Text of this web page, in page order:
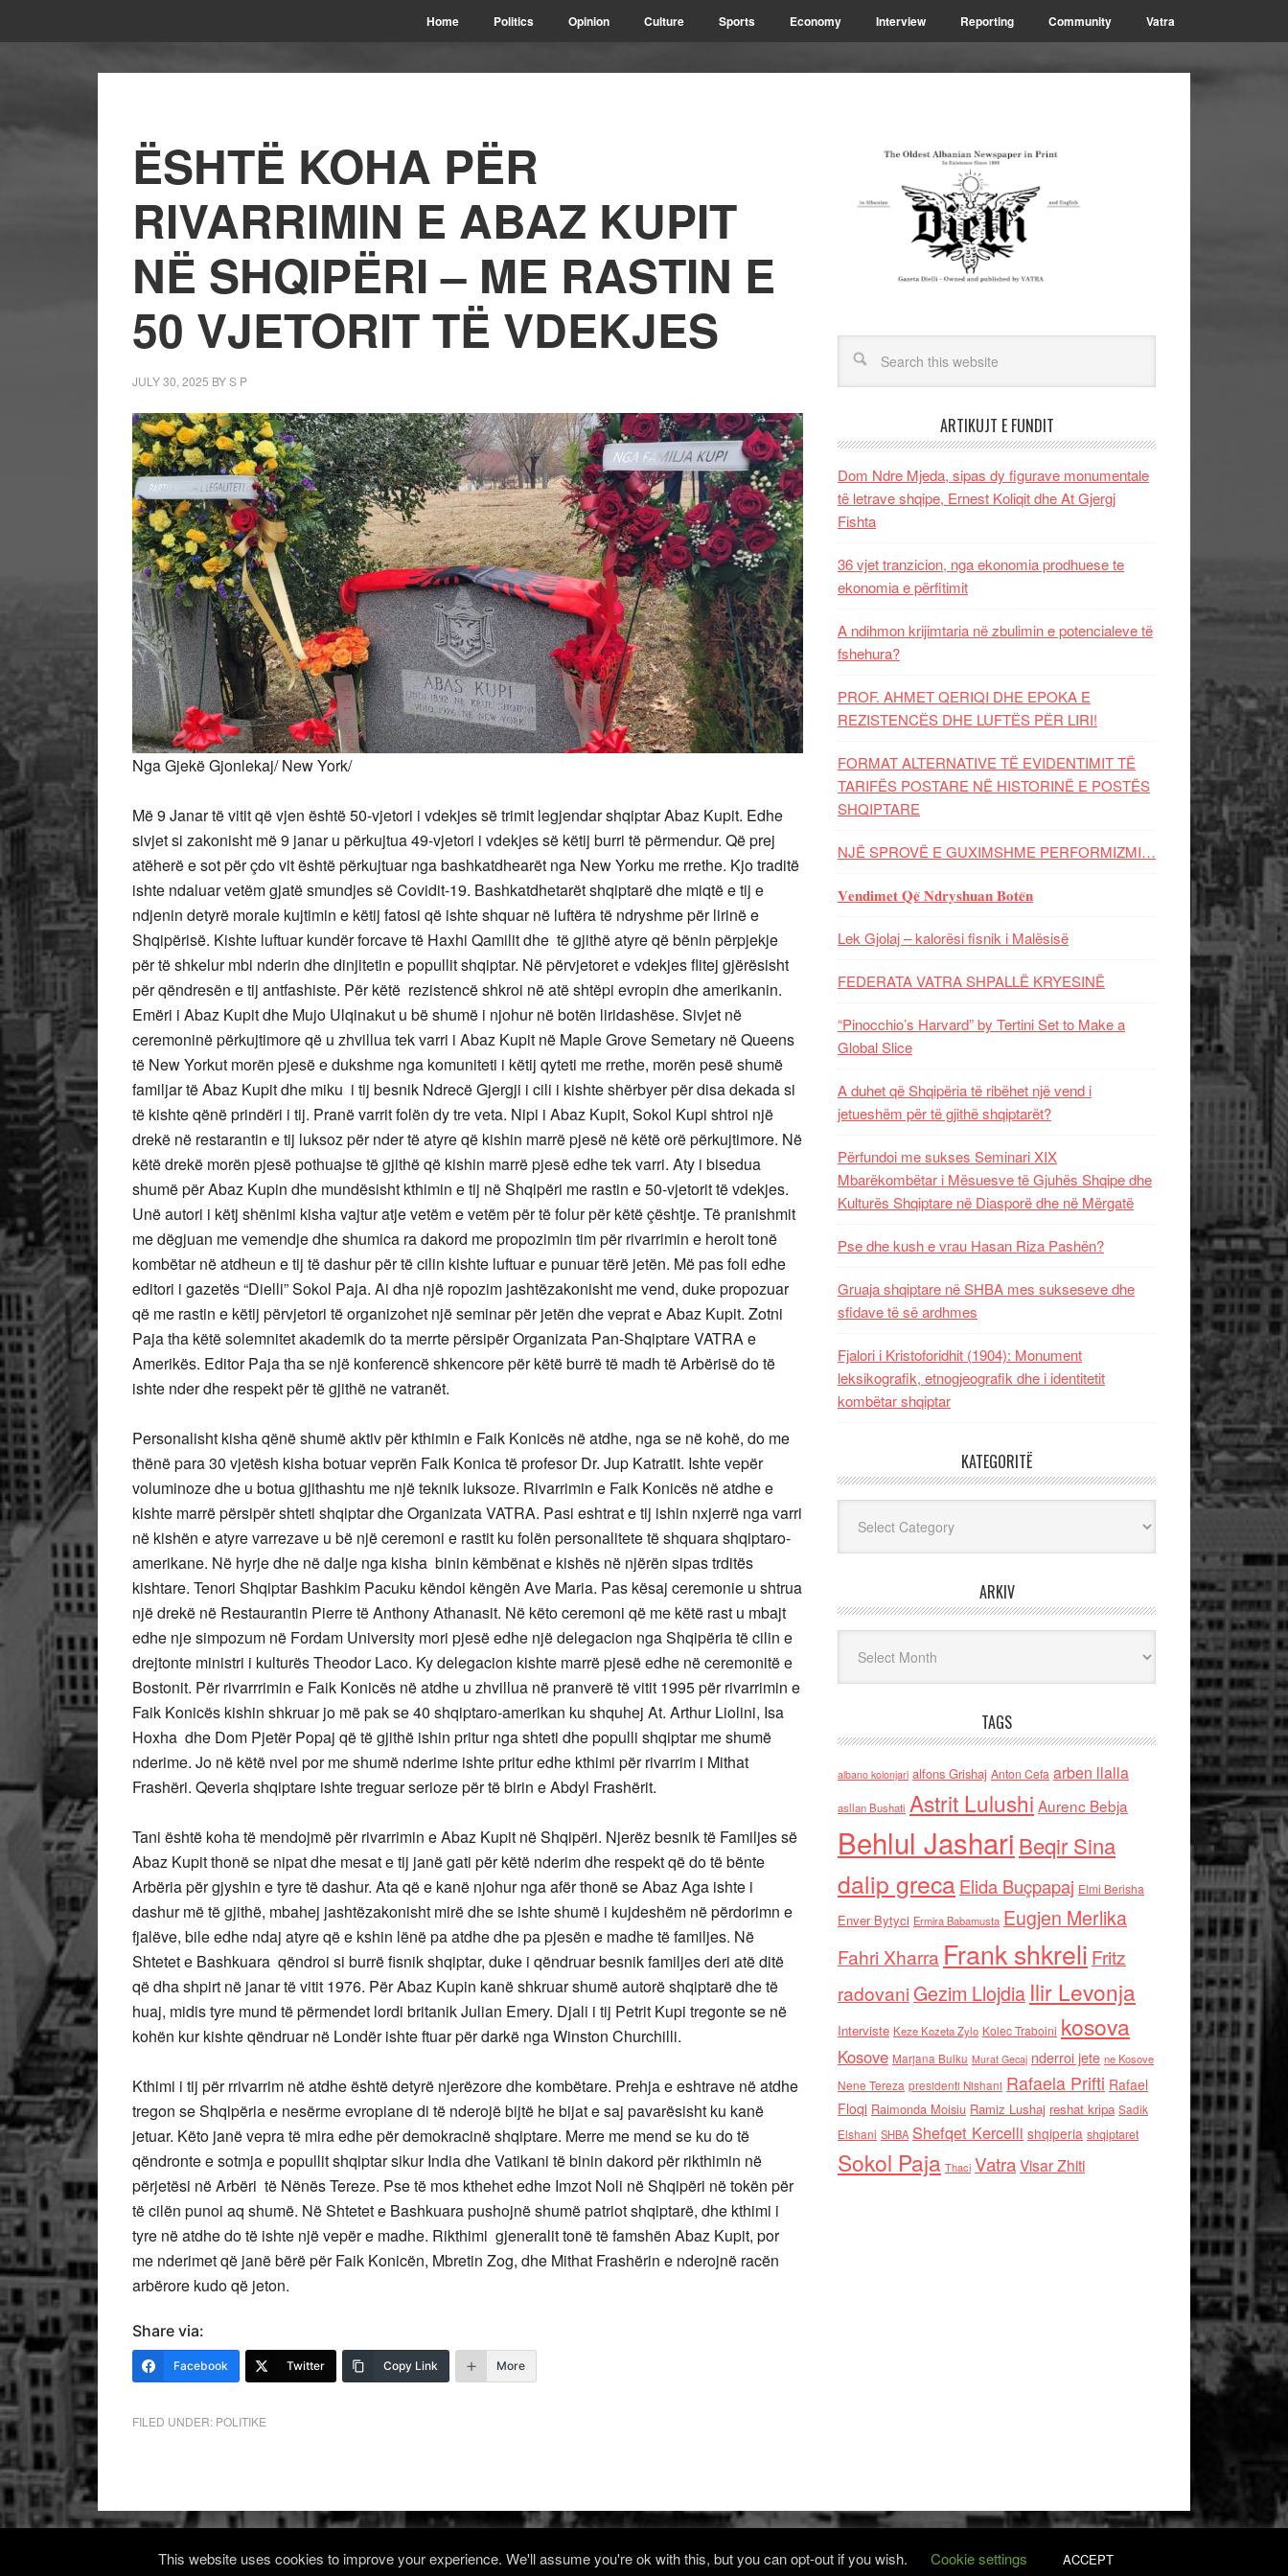
Home Politics Opinion Culture Sports Economy Interview Reporting Community Vatra
ËSHTË KOHA PËR
RIVARRIMIN E ABAZ KUPIT
NË SHQIPËRI – ME RASTIN E
50 VJETORIT TË VDEKJES
JULY 30, 2025 BYS P
Nga Gjekë Gjonlekaj/ New York/
Më 9 Janar të vitit që vjen është 50-vjetori i vdekjes së trimit legjendar shqiptar Abaz Kupit. Edhe
sivjet si zakonisht më 9 janar u përkujtua 49-vjetori i vdekjes së këtij burri të përmendur. Që prej
atëherë e sot për çdo vit është përkujtuar nga bashkatdhearët nga New Yorku me rrethe. Kjo traditë
ishte ndaluar vetëm gjatë smundjes së Covidit-19. Bashkatdhetarët shqiptarë dhe miqtë e tij e
ndjenin detyrë morale kujtimin e këtij fatosi që ishte shquar në luftëra të ndryshme për lirinë e
Shqipërisë. Kishte luftuar kundër forcave të Haxhi Qamilit dhe të gjithë atyre që bënin përpjekje
për të shkelur mbi nderin dhe dinjitetin e popullit shqiptar. Në përvjetoret e vdekjes flitej gjërësisht
për qëndresën e tij antfashiste. Për këtë rezistencë shkroi në atë shtëpi evropin dhe amerikanin.
Emëri i Abaz Kupit dhe Mujo Ulqinakut u bë shumë i njohur në botën liridashëse. Sivjet në
ceremoninë përkujtimore që u zhvillua tek varri i Abaz Kupit në Maple Grove Semetary në Queens
të New Yorkut morën pjesë e dukshme nga komuniteti i këtij qyteti me rrethe, morën pesë shumë
familjar të Abaz Kupit dhe miku i tij besnik Ndrecë Gjergji i cili i kishte shërbyer për disa dekada si
të kishte qënë prindëri i tij. Pranë varrit folën dy tre veta. Nipi i Abaz Kupit, Sokol Kupi shtroi një
drekë në restarantin e tij luksoz për nder të atyre që kishin marrë pjesë në këtë orë përkujtimore. Në
këtë drekë morën pjesë pothuajse të gjithë që kishin marrë pjesë edhe tek varri. Aty i bisedua
shumë për Abaz Kupin dhe mundësisht kthimin e tij në Shqipëri me rastin e 50-vjetorit të vdekjes.
Unë autori i këtj shënimi kisha vajtur atje vetëm e vetëm për të folur për këtë çështje. Të pranishmit
me dëgjuan me vemendje dhe shumica ra dakord me propozimin tim për rivarrimin e heroit tonë
kombëtar në atdheun e tij të dashur për të cilin kishte luftuar e punuar tërë jetën. Më pas foli edhe
editori i gazetës “Dielli” Sokol Paja. Ai dha një ropozim jashtëzakonisht me vend, duke propozuar
që me rastin e këtij përvjetori të organizohet një seminar për jetën dhe veprat e Abaz Kupit. Zotni
Paja tha këtë solemnitet akademik do ta merrte përsipër Organizata Pan-Shqiptare VATRA e
Amerikës. Editor Paja tha se një konferencë shkencore për këtë burrë të madh të Arbërisë do të
ishte nder dhe respekt për të gjithë ne vatranët.
Personalisht kisha qënë shumë aktiv për kthimin e Faik Konicës në atdhe, nga se në kohë, do me
thënë para 30 vjetësh kisha botuar veprën Faik Konica të profesor Dr. Jup Katratit. Ishte vepër
voluminoze dhe u botua gjithashtu me një teknik luksoze. Rivarrimin e Faik Konicës në atdhe e
kishte marrë përsipër shteti shqiptar dhe Organizata VATRA. Pasi eshtrat e tij ishin nxjerrë nga varri
në kishën e atyre varrezave u bë një ceremoni e rastit ku folën personalitete të shquara shqiptaro-
amerikane. Në hyrje dhe në dalje nga kisha binin këmbënat e kishës në njërën sipas trditës
kishtare. Tenori Shqiptar Bashkim Pacuku këndoi këngën Ave Maria. Pas kësaj ceremonie u shtrua
një drekë në Restaurantin Pierre të Anthony Athanasit. Në këto ceremoni që me këtë rast u mbajt
edhe nje simpozum në Fordam University mori pjesë edhe një delegacion nga Shqipëria të cilin e
drejtonte ministri i kulturës Theodor Laco. Ky delegacion kishte marrë pjesë edhe në ceremonitë e
Bostonit. Për rivarrrimin e Faik Konicës në atdhe u zhvillua në pranverë të vitit 1995 për rivarrimin e
Faik Konicës kishin shkruar jo më pak se 40 shqiptaro-amerikan ku shquhej At. Arthur Liolini, Isa
Hoxha dhe Dom Pjetër Popaj që të gjithë ishin pritur nga shteti dhe populli shqiptar me shumë
nderime. Jo në këtë nvel por me shumë nderime ishte pritur edhe kthimi për rivarrim i Mithat
Frashëri. Qeveria shqiptare ishte treguar serioze për të birin e Abdyl Frashërit.
Tani është koha të mendojmë për rivarrimin e Abaz Kupit në Shqipëri. Njerëz besnik të Familjes së
Abaz Kupit thonë se nipat dhe mesat e tij janë gati për këtë nderim dhe respekt që do të bënte
Arbëria për gjyshin e tyre të dashur. Ata që e kanë njohur nga afër thonë se Abaz Aga ishte i
dashur më të gjithë, mbahej jashtëzakonisht mirë dhe se ishte shumë i kujdeshëm në përdorimn e
fjalëve, bile edhe ndaj atyre që e kshin lënë pa atdhe dhe pa pjesën e madhe të familjes. Në
Shtetet e Bashkuara qëndroi si burrë fisnik shqiptar, duke i qëndruar besnik familjes deri atë ditë
që dha shpirt në janar të vitit 1976. Për Abaz Kupin kanë shkruar shumë autorë shqiptarë dhe të
huaj, midis tyre mund të përmendet lordi britanik Julian Emery. Djali i tij Petrit Kupi tregonte se në
kohën kur kishte qëndruar në Londër ishte ftuar për darkë nga Winston Churchilli.
Kthimi i tij për rrivarrim në atdhe është detyrë njerëzore dhe kombëtare. Prehja e eshtrave në atdhe
tregon se Shqipëria e nesërme evropiane di të nderojë bijtë he bijat e saj pavarësisht ku kanë
jetuar. Këto janë vepra të mira edhe për demokracinë shqiptare. Merre me mend se ku do të
qëndronte e sotmja e popullit shqiptar sikur India dhe Vatikani të binin dakord për rikthimin në
përjetësi në Arbëri të Nënës Tereze. Pse të mos kthehet edhe Imzot Noli në Shqipëri në tokën për
të cilën punoi aq shumë. Në Shtetet e Bashkuara pushojnë shumë patriot shqiptarë, dhe kthimi i
tyre në atdhe do të ishte një vepër e madhe. Rikthimi gjeneralit tonë të famshën Abaz Kupit, por
me nderimet që janë bërë për Faik Konicën, Mbretin Zog, dhe Mithat Frashërin e nderojnë racën
arbërore kudo që jeton.
Share via:
Facebook Twitter Copy Link More
FILED UNDER: POLITIKE
ARTIKUJT E FUNDIT
Dom Ndre Mjeda, sipas dy figurave monumentale
të letrave shqipe, Ernest Koliqit dhe At Gjergj
Fishta
36 vjet tranzicion, nga ekonomia prodhuese te
ekonomia e përfitimit
A ndihmon krijimtaria në zbulimin e potencialeve të
fshehura?
PROF. AHMET QERIQI DHE EPOKA E
REZISTENCЁS DHE LUFTЁS PЁR LIRI!
FORMAT ALTERNATIVE TË EVIDENTIMIT TË
TARIFËS POSTARE NË HISTORINË E POSTËS
SHQIPTARE
NJË SPROVË E GUXIMSHME PERFORMIZMI…
𝐕𝐞𝐧𝐝𝐢𝐦𝐞𝐭 𝐐𝐞̈ 𝐍𝐝𝐫𝐲𝐬𝐡𝐮𝐚𝐧 𝐁𝐨𝐭𝐞̈𝐧
Lek Gjolaj – kalorësi fisnik i Malësisë
FEDERATA VATRA SHPALLË KRYESINË
“Pinocchio’s Harvard” by Tertini Set to Make a
Global Slice
A duhet që Shqipëria të ribëhet një vend i
jetueshëm për të gjithë shqiptarët?
Përfundoi me sukses Seminari XIX
Mbarëkombëtar i Mësuesve të Gjuhës Shqipe dhe
Kulturës Shqiptare në Diasporë dhe në Mërgatë
Pse dhe kush e vrau Hasan Riza Pashën?
Gruaja shqiptare në SHBA mes sukseseve dhe
sfidave të së ardhmes
Fjalori i Kristoforidhit (1904): Monument
leksikografik, etnogjeografik dhe i identitetit
kombëtar shqiptar
KATEGORITË
ARKIV
TAGS
albano kolonjari alfons Grishaj Anton Cefa arben llalla
asllan Bushati Astrit Lulushi Aurenc Bebja
Behlul Jashari Beqir Sina
dalip grecaElida Buçpapaj Elmi Berisha
Enver Bytyci Ermira Babamusta Eugjen Merlika
Fahri Xharra Frank shkreli Fritz
radovaniGezim Llojdia Ilir Levonja
Interviste Keze Kozeta Zylo Kolec Traboini kosova
Kosove Marjana Bulku Murat Gecaj nderroi jete ne Kosove
Nene Tereza presidenti Nishani Rafaela Prifti Rafael
Floqi Raimonda Moisiu Ramiz Lushaj reshat kripa Sadik
Elshani SHBA Shefqet Kercelli shqiperia shqiptaret
Sokol Paja Thaci VatraVisar Zhiti
Log in
This website uses cookies to improve your experience. We'll assume you're ok with this, but you can opt-out if you wish. Cookie settings ACCEPT